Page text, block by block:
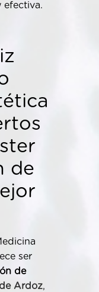
efectiva.
de
ser
de
Ardoz,